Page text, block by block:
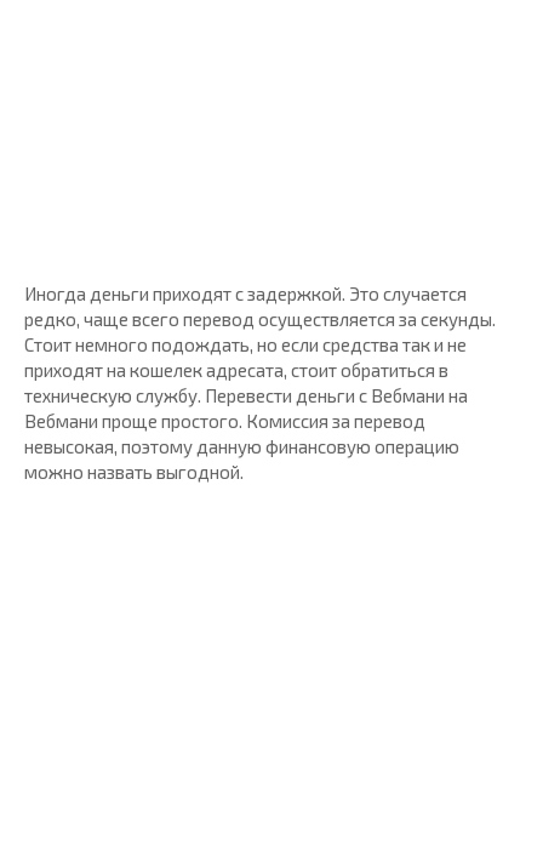
Иногда деньги приходят с задержкой. Это случается
редко, чаще всего перевод осуществляется за секунды.
Стоит немного подождать, но если средства так и не
приходят на кошелек адресата, стоит обратиться в
техническую службу. Перевести деньги с Вебмани на
Вебмани проще простого. Комиссия за перевод
невысокая, поэтому данную финансовую операцию
можно назвать выгодной.